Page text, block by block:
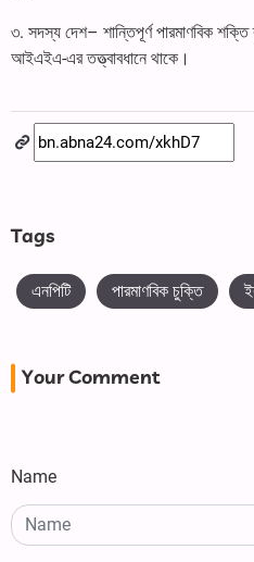
৩. সদস্য দেশ– শান্তিপূর্ণ পারমাণবিক শক্তি
আইএইএ-এর তত্ত্বাবধানে থাকে।
Tags
এনপিটি পারমাণবিক চুক্তি
Your Comment
Name